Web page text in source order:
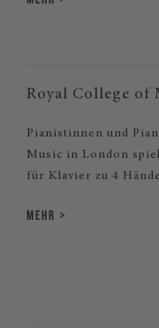
Royal College of
Pianistinnen und
Music in London
für Klavier zu 4
MEHR